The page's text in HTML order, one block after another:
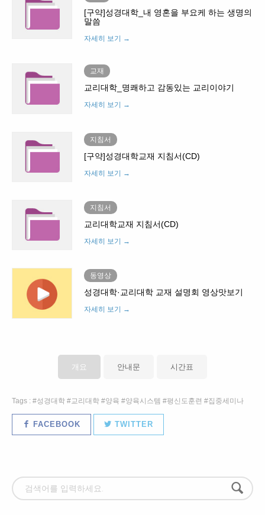
[구약]성경대학_내 영혼을 부요케 하는 생명의
말씀
자세히 보기 →
교재
교리대학_명쾌하고 감동있는 교리이야기
자세히 보기 →
지침서
[구약]성경대학교재 지침서(CD)
자세히 보기 →
지침서
교리대학교재 지침서(CD)
자세히 보기 →
동영상
성경대학·교리대학 교재 설명회 영상맛보기
자세히 보기 →
개요 안내문 시간표
Tags : 성경대학 교리대학 양육 양육시스템 평신도훈련 집중세미나
FACEBOOK TWITTER